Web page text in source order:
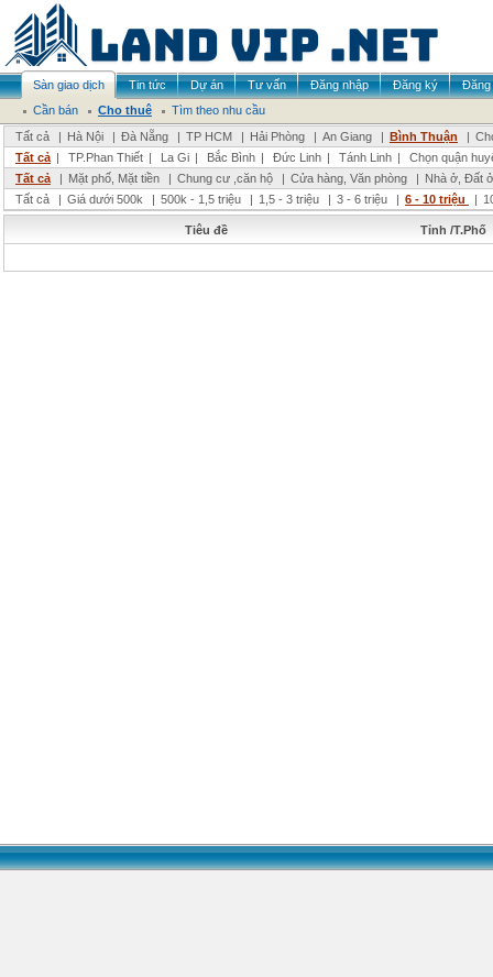
Sàn giao dịch Tin tức Dự án Tư vấn Đăng nhập Đăng ký
Đăng
Cần bán
Cho thuê
Tìm theo nhu cầu
Tất cả
| Hà Nội | Đà Nẵng | TP HCM | Hải Phòng | An Giang | Bình Thuận |
Tất cả | TP.Phan Thiết | La Gi | Bắc Bình | Đức Linh | Tánh Linh |
Chọn quận
Tất cả
| Mặt phố, Mặt tiền | Chung cư ,căn hộ | Cửa hàng, Văn phòng | Nhà ở, Đất ở
Tất cả
| Giá dưới 500k | 500k - 1,5 triệu | 1,5 - 3 triệu | 3 - 6 triệu | 6 - 10 triệu |
Tiêu đề Tỉnh /T.Phố